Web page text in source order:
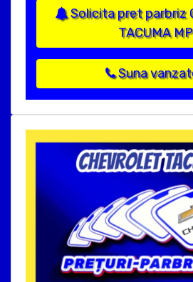
Solicita pret parbriz
TACUMA
Suna